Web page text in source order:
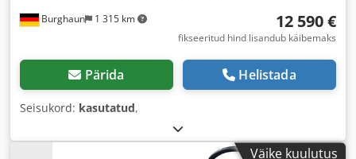
Burghaun 1 315 km 12 590 €
fikseeritud hind lisandub käibemaks
Pärida Helistada
Seisukord: kasutatud,
Väike kuulutus